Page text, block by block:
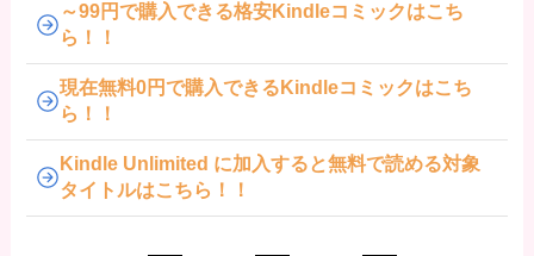
～99円で購入できる格安Kindleコミックはこち
ら！！
現在無料0円で購入できるKindleコミックはこち
ら！！
Kindle Unlimited に加入すると無料で読める対象
タイトルはこちら！！